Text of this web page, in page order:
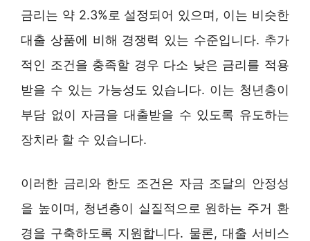
금리는 약 2.3%로 설정되어 있으며, 이는 비슷한
대출 상품에 비해 경쟁력 있는 수준입니다. 추가
적인 조건을 충족할 경우 다소 낮은 금리를 적용
받을 수 있는 가능성도 있습니다. 이는 청년층이
부담 없이 자금을 대출받을 수 있도록 유도하는
장치라 할 수 있습니다.
이러한 금리와 한도 조건은 자금 조달의 안정성
을 높이며, 청년층이 실질적으로 원하는 주거 환
경을 구축하도록 지원합니다. 물론, 대출 서비스